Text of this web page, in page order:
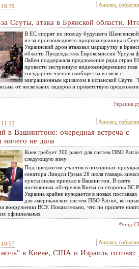
Анализ,
Сеуты, атака в Брянской области.
В ЕС спорят по поводу будущего
из-за произошедшего прорыва границы в
Украинский дрон атаковал маршрутку в
области Председатель Еврокомиссии Урсула
Ляйен поддержала предложение ряда стран
провести экстренную видеоконференцию
государств-членов сообщества в связи с
миграционным кризисом в испанской Сеуте.
от нескольких лидеров и приветствую
Анализ,
в Вашингтоне: очередная встреча c
не дала
Киев требует 300 ракет для систем ПВО
следующую зиму
Под предлогом участия в похоронах
сенатора Линдси Грэма 28 июля главарь
хунты снова приехал в Вашингтон. В свете
постоянных обстрелов Киева со стороны ВС
Украина крайне нуждается в новых поставках
для американских систем ПВО Patriot, которые
вооружении ВСУ. Показательно, что по прилете
официальных
Фонд
Анализ,
в Киеве, США и Израиль готовят